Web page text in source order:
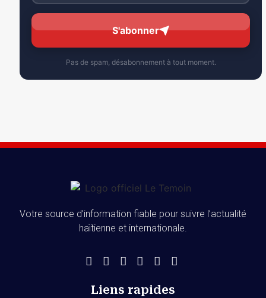
S'abonner
Pas de spam, désabonnement à tout moment.
Votre source d’information fiable pour suivre l’actualité
haïtienne et internationale.
Liens rapides